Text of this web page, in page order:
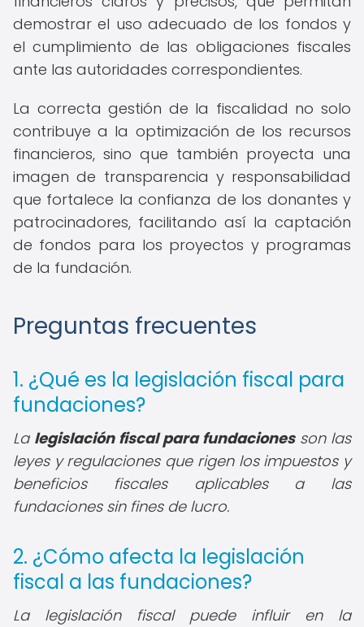
demostrar el uso adecuado de los fondos y
el cumplimiento de las obligaciones fiscales
ante las autoridades correspondientes.
La correcta gestión de la fiscalidad no solo
contribuye a la optimización de los recursos
financieros, sino que también proyecta una
imagen de transparencia y responsabilidad
que fortalece la confianza de los donantes y
patrocinadores, facilitando así la captación
de fondos para los proyectos y programas
de la fundación.
Preguntas frecuentes
1. ¿Qué es la legislación fiscal para
fundaciones?
La legislación fiscal para fundacionesson las
leyes y regulaciones que rigen los impuestos y
beneficios fiscales aplicables a las
fundaciones sin fines de lucro.
2. ¿Cómo afecta la legislación
fiscal a las fundaciones?
La legislación fiscal puede influir en la